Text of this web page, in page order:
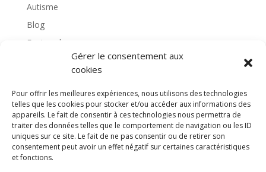
Gérer le consentement aux
cookies
Pour offrir les meilleures expériences, nous utilisons des technologies
telles que les cookies pour stocker et/ou accéder aux informations des
appareils. Le fait de consentir à ces technologies nous permettra de
traiter des données telles que le comportement de navigation ou les ID
uniques sur ce site. Le fait de ne pas consentir ou de retirer son
consentement peut avoir un effet négatif sur certaines caractéristiques
et fonctions.
Autisme
Blog
Featured
l'apprentissage scolaire
Non classé
partenaires
Poterie
rassemblons nos expériences